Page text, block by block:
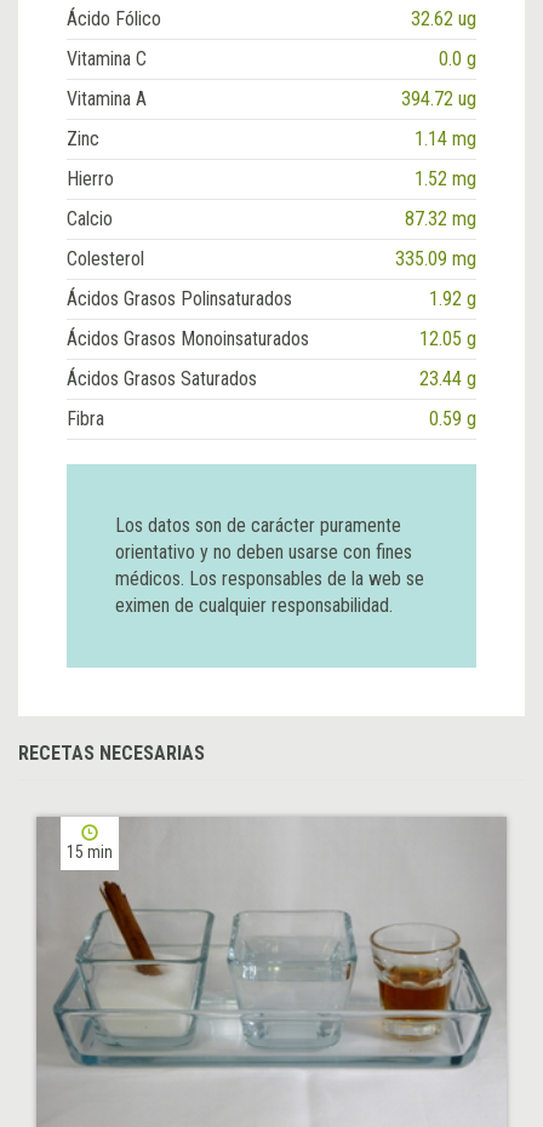
Ácido Fólico
32.62 ug
Vitamina C
0.0 g
Vitamina A
394.72 ug
Zinc
1.14 mg
Hierro
1.52 mg
Calcio
87.32 mg
Colesterol
335.09 mg
Ácidos Grasos Polinsaturados
1.92 g
Ácidos Grasos Monoinsaturados
12.05 g
Ácidos Grasos Saturados
23.44 g
Fibra
0.59 g
Los datos son de carácter puramente
orientativo y no deben usarse con fines
médicos. Los responsables de la web se
eximen de cualquier responsabilidad.
RECETAS NECESARIAS
15 min